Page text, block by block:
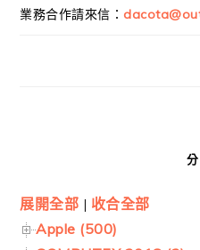
業務合作請來信：
展開全部 | 收合全部
Apple (500)